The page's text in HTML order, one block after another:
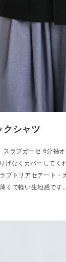
クシャツ
ラブガーゼ 6分袖
げなくカバーしてく
ブトリアセテート
くて軽い生地感で